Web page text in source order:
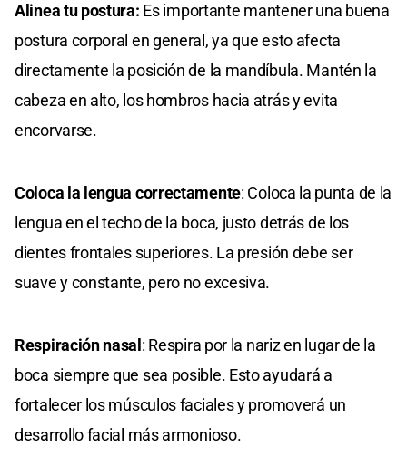
Alinea tu postura: Es importante mantener una buena
postura corporal en general, ya que esto afecta
directamente la posición de la mandíbula. Mantén la
cabeza en alto, los hombros hacia atrás y evita
encorvarse.
Coloca la lengua correctamente: Coloca la punta de la
lengua en el techo de la boca, justo detrás de los
dientes frontales superiores. La presión debe ser
suave y constante, pero no excesiva.
Respiración nasal : Respira por la nariz en lugar de la
boca siempre que sea posible. Esto ayudará a
fortalecer los músculos faciales y promoverá un
desarrollo facial más armonioso.